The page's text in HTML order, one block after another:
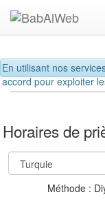
En utilisant nos
accord pour exploiter
Horaires de
Méthode :